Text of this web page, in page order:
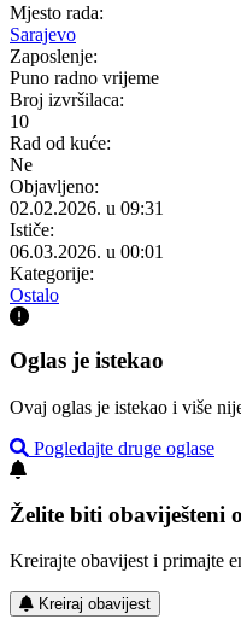
Mjesto rada:
Sarajevo
Zaposlenje:
Puno radno vrijeme
Broj izvršilaca:
10
Rad od kuće:
Ne
Objavljeno:
02.02.2026. u 09:31
Ističe:
06.03.2026. u 00:01
Kategorije:
Ostalo
Oglas je istekao
Ovaj oglas je istekao i više
Pogledajte druge oglase
Želite biti obaviješteni
Kreirajte obavijest i primajte
Kreiraj obavijest